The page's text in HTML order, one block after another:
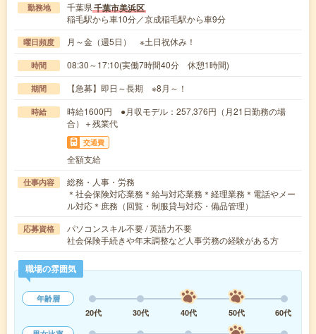
勤務地 千葉県千葉市美浜区
稲毛駅から車10分／京成稲毛駅から車9分
曜日頻度 月～金（週5日） ※土日祝休み！
時間 08:30～17:10(実働7時間40分 休憩1時間)
期間 【急募】即日～長期 ※8月～！
時給
時給1600円 ●月収モデル：257,376円（月21日勤務の場
合）＋残業代
交通費
全額支給
仕事内容
総務・人事・労務
＊社会保険対応業務＊給与対応業務＊経理業務＊電話やメー
ル対応＊庶務（回覧・制服貸与対応・備品管理）
応募資格
パソコンスキル不要 / 英語力不要
社会保険手続きや年末調整など人事労務の経験がある方
職場の雰囲気
年齢層
20代
30代 40代 50代
60代